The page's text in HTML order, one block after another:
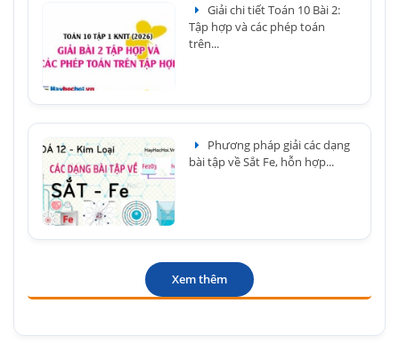
Giải chi tiết Toán 10 Bài 2:
Tập hợp và các phép toán
trên...
Phương pháp giải các dạng
bài tập về Sắt Fe, hỗn hợp...
Xem thêm